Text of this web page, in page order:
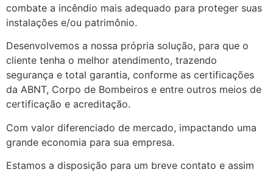
combate a incêndio mais adequado para proteger suas
instalações e/ou patrimônio.
Desenvolvemos a nossa própria solução, para que o
cliente tenha o melhor atendimento, trazendo
segurança e total garantia, conforme as certificações
da ABNT, Corpo de Bombeiros e entre outros meios de
certificação e acreditação.
Com valor diferenciado de mercado, impactando uma
grande economia para sua empresa.
Estamos a disposição para um breve contato e assim